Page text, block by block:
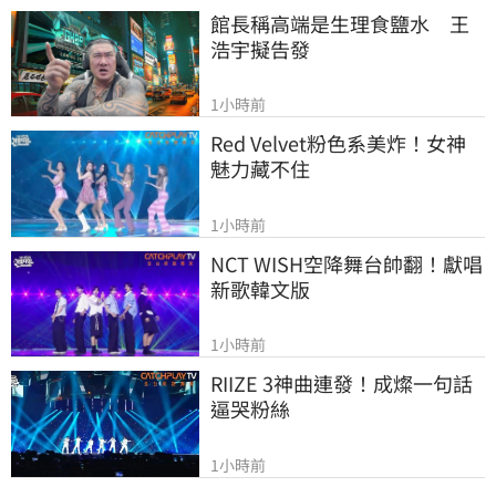
館長稱高端是生理食鹽水　王
浩宇擬告發
1小時前
Red Velvet粉色系美炸！女神
魅力藏不住
1小時前
NCT WISH空降舞台帥翻！獻唱
新歌韓文版
1小時前
RIIZE 3神曲連發！成燦一句話
逼哭粉絲
1小時前